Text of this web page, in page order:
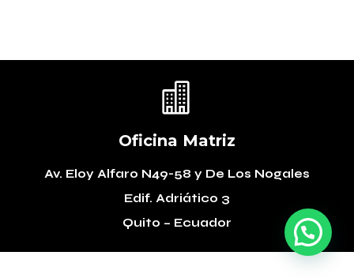

Oficina Matriz
Av. Eloy Alfaro N49-58 y De Los Nogales
Edif. Adriático 3
Quito – Ecuador